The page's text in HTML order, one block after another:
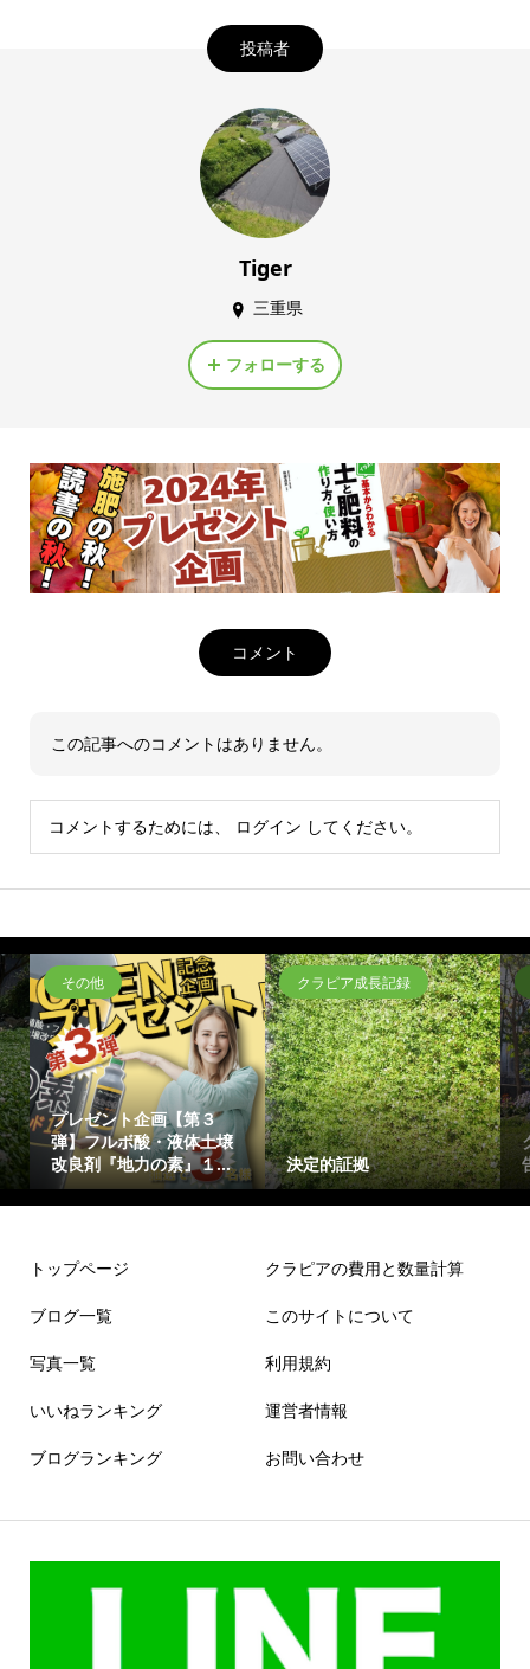
投稿者
Tiger
三重県
フォローする
コメント
この記事へのコメントはありません。
コメントするためには、 ログイン してください。
その他
プレゼント企画【第３
弾】フルボ酸・液体土壌
改良剤『地力の素』１...
クラピア成長記録
決定的証拠
トップページ
ブログ一覧
写真一覧
いいねランキング
ブログランキング
クラピアの費用と数量計算
このサイトについて
利用規約
運営者情報
お問い合わせ